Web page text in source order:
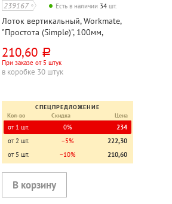
239167 Есть в наличии 34 шт.
Лоток вертикальный, Workmate,
"Простота (Simple)", 100мм,
210,60 руб.
При заказе от 5 штук
в коробке 30 штук
СПЕЦПРЕДЛОЖЕНИЕ
Кол-во
Скидка Цена
от 1 шт. 0%
234
от 2 шт.
−5%
222,30
от 5 шт.
−10% 210,60